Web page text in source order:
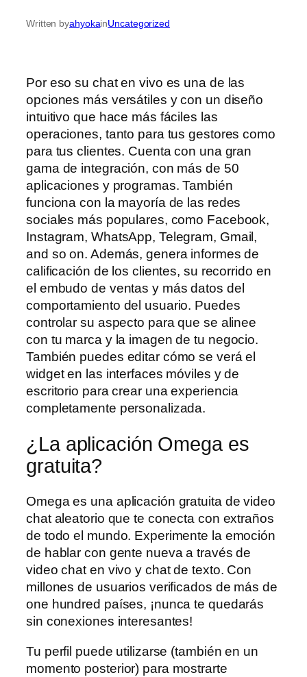
Written byahyokainUncategorized
Por eso su chat en vivo es una de las
opciones más versátiles y con un diseño
intuitivo que hace más fáciles las
operaciones, tanto para tus gestores como
para tus clientes. Cuenta con una gran
gama de integración, con más de 50
aplicaciones y programas. También
funciona con la mayoría de las redes
sociales más populares, como Facebook,
Instagram, WhatsApp, Telegram, Gmail,
and so on. Además, genera informes de
calificación de los clientes, su recorrido en
el embudo de ventas y más datos del
comportamiento del usuario. Puedes
controlar su aspecto para que se alinee
con tu marca y la imagen de tu negocio.
También puedes editar cómo se verá el
widget en las interfaces móviles y de
escritorio para crear una experiencia
completamente personalizada.
¿La aplicación Omega es
gratuita?
Omega es una aplicación gratuita de video
chat aleatorio que te conecta con extraños
de todo el mundo. Experimente la emoción
de hablar con gente nueva a través de
video chat en vivo y chat de texto. Con
millones de usuarios verificados de más de
one hundred países, ¡nunca te quedarás
sin conexiones interesantes!
Tu perfil puede utilizarse (también en un
momento posterior) para mostrarte